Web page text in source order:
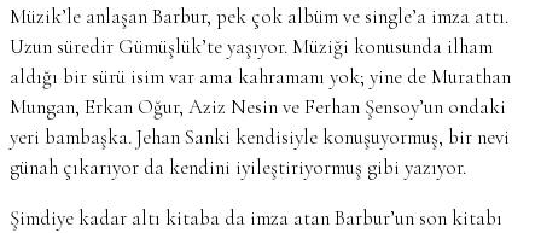
Müzik’le anlaşan Barbur, pek çok albüm ve single’a imza attı.
Uzun süredir Gümüşlük’te yaşıyor. Müziği konusunda ilham
aldığı bir sürü isim var ama kahramanı yok; yine de Murathan
Mungan, Erkan Oğur, Aziz Nesin ve Ferhan Şensoy’un ondaki
yeri bambaşka. Jehan Sanki kendisiyle konuşuyormuş, bir nevi
günah çıkarıyor da kendini iyileştiriyormuş gibi yazıyor.
Şimdiye kadar altı kitaba da imza atan Barbur’un son kitabı